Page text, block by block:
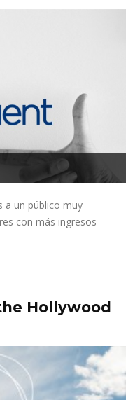
a un público muy
con más ingresos
Hollywood